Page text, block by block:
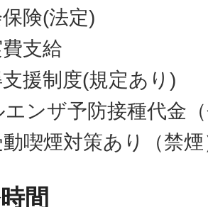
保険(法定)
費支給
支援制度(規定あり)
エンザ予防接種代金
動喫煙対策あり（禁
間